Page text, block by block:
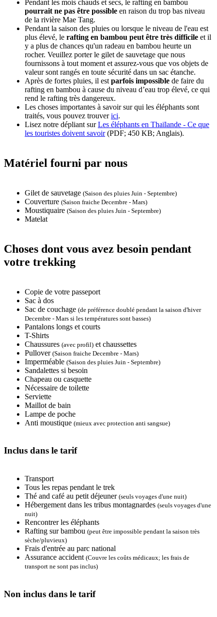
Pendant les mois chauds et secs, le rafting en bambou
pourrait ne pas être possible en raison du trop bas niveau
de la rivière Mae Tang.
Pendant la saison des pluies ou lorsque le niveau de l'eau est
plus élevé, le rafting en bambou peut être très difficile et il
y a plus de chances qu'un radeau en bambou heurte un
rocher. Veuillez porter le gilet de sauvetage que nous
fournissons à tout moment et assurez-vous que vos objets de
valeur sont rangés en toute sécurité dans un sac étanche.
Après de fortes pluies, il est parfois impossible de faire du
rafting en bambou à cause du niveau d’eau trop élevé, ce qui
rend le rafting très dangereux.
Les choses importantes à savoir sur qui les éléphants sont
traités, vous pouvez trouverici.
Lisez notre dépliant surLes éléphants en Thaïlande - Ce que
les touristes doivent savoir(PDF; 450 KB; Anglais).
Matériel fourni par nous
Gilet de sauvetage (Saison des pluies Juin - Septembre)
Couverture (Saison fraiche Decembre - Mars)
Moustiquaire (Saison des pluies Juin - Septembre)
Matelat
Choses dont vous avez besoin pendant
votre trekking
Copie de votre passeport
Sac à dos
Sac de couchage (de préférence doublé pendant la saison d'hiver
Decembre - Mars si les températures sont basses)
Pantalons longs et courts
T-Shirts
Chaussures (avec profil) et chaussettes
Pullover (Saison fraiche Decembre - Mars)
Imperméable (Saison des pluies Juin - Septembre)
Sandalettes si besoin
Chapeau ou casquette
Nécessaire de toilette
Serviette
Maillot de bain
Lampe de poche
Anti moustique (mieux avec protection anti sangsue)
Inclus dans le tarif
Transport
Tous les repas pendant le trek
Thé and café au petit déjeuner (seuls voyages d'une nuit)
Hébergement dans les tribus montagnardes (seuls voyages d'une
nuit)
Rencontrer les éléphants
Rafting sur bambou (peut être impossible pendant la saison très
sèche/pluvieux)
Frais d'entrée au parc national
Assurance accident (Couvre les coûts médicaux; les frais de
transport ne sont pas inclus)
Non inclus dans le tarif